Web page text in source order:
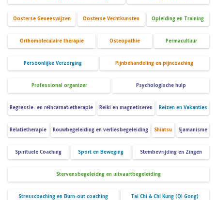
Oosterse Geneeswijzen Oosterse Vechtkunsten Opleiding en Training
Orthomoleculaire therapie Osteopathie Permacultuur
Persoonlijke Verzorging Pijnbehandeling en pijncoaching
Professional organizer Psychologische hulp
Regressie- en reïncarnatietherapie Reiki en magnetiseren Reizen en Vakanties
Relatietherapie Rouwbegeleiding en verliesbegeleiding Shiatsu Sjamanisme
Spirituele Coaching Sport en Beweging Stembevrijding en Zingen
Stervensbegeleidng en uitvaartbegeleiding
Stresscoaching en Burn-out coaching Tai Chi & Chi Kung (Qi Gong)